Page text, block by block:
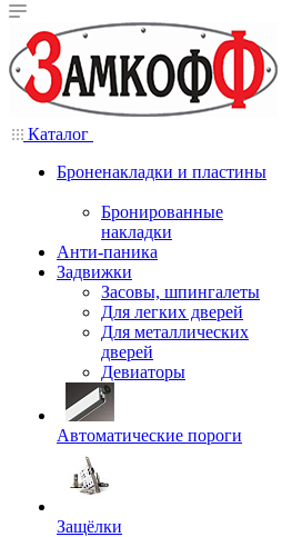
Каталог
Броненакладки и пластины
Бронированные
накладки
Анти-паника
Задвижки
Засовы, шпингалеты
Для легких дверей
Для металлических
дверей
Девиаторы
Автоматические пороги
Защёлки